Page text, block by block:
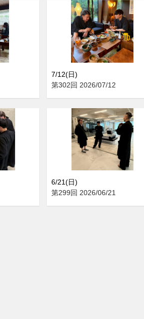
7/12(日)
第302回 2026/07/12
6/21(日)
第299回 2026/06/21